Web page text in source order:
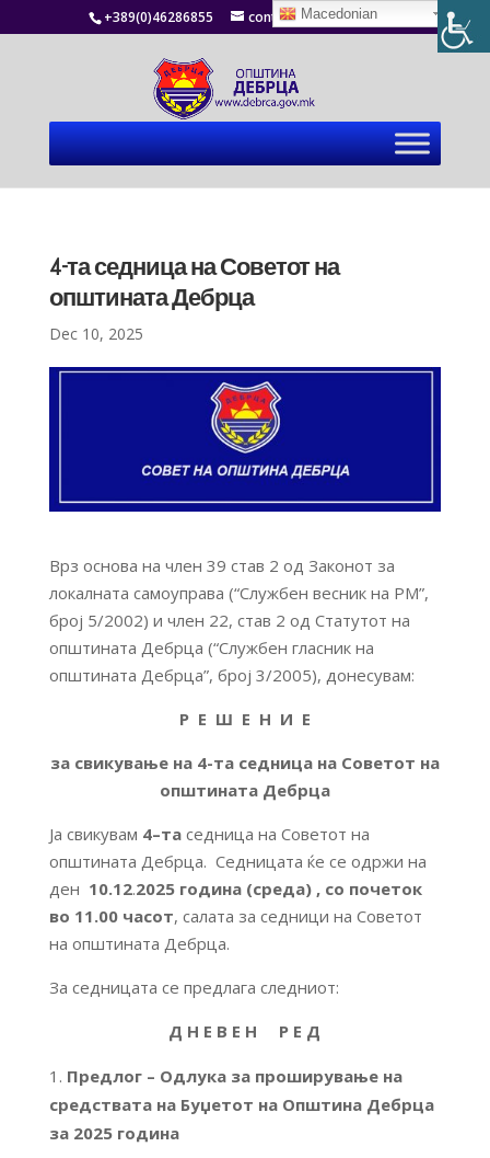
+389(0)46286855 contact@debrca.gov.mk
4-та седница на Советот на
општината Дебрца
Dec 10, 2025
Врз основа на член 39 став 2 од Законот за
локалната самоуправа (“Службен весник на РМ”,
број 5/2002) и член 22, став 2 од Статутот на
општината Дебрца (“Службен гласник на
општината Дебрца”, број 3/2005), донесувам:
Р Е Ш Е Н И Е
за свикување на 4-та седница на Советот на
општината Дебрца
Ја свикувам 4–таседница на Советот на
општината Дебрца. Седницата ќе се одржи на
ден 10.12.2025 година (среда), со почеток
во 11.00 часот, салата за седници на Советот
на општината Дебрца.
За седницата се предлага следниот:
Д Н Е В Е Н Р Е Д
Предлог – Одлука за проширување на
средствата на Буџетот на Општина Дебрца
за 2025 година
Macedonian